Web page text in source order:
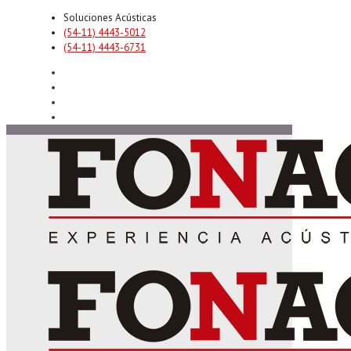
Soluciones Acústicas
(54-11) 4443-5012
(54-11) 4443-6731